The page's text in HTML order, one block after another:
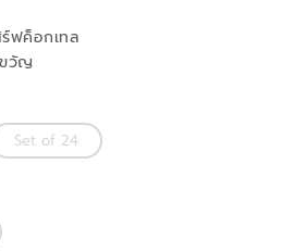
ร์ฟค็อกเทล
ขวัญ
Set of 24